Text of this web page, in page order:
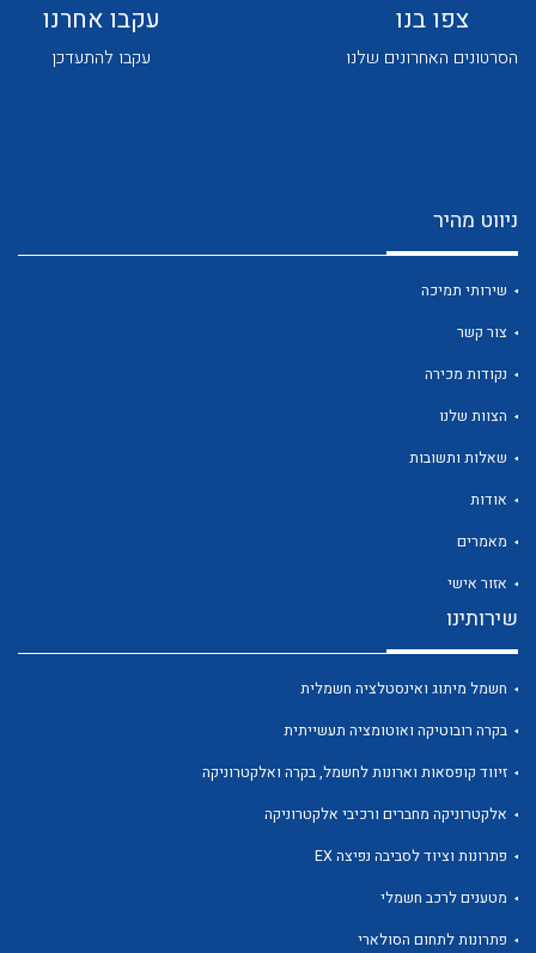
לכל מוצרי היצרן לכל מוצרי היצרן
לכל מוצרי היצרן
צפו בנו
הסרטונים האחרונים שלנו
עקבו אחרנו
עקבו להתעדכן
ניווט מהיר
שירותי תמיכה
צור קשר
נקודות מכירה
הצוות שלנו
שאלות ותשובות
אודות
מאמרים
אזור אישי
שירותינו
חשמל מיתוג ואינסטלציה חשמלית
בקרה רובוטיקה ואוטומציה תעשייתית
זיווד קופסאות וארונות לחשמל, בקרה ואלקטרוניקה
אלקטרוניקה מחברים ורכיבי אלקטרוניקה
פתרונות וציוד לסביבה נפיצה EX
מטענים לרכב חשמלי
פתרונות לתחום הסולארי